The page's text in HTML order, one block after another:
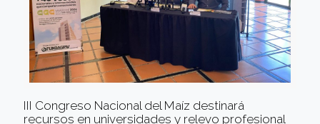
III Congreso Nacional del Maíz destinará
recursos en universidades y relevo profesional